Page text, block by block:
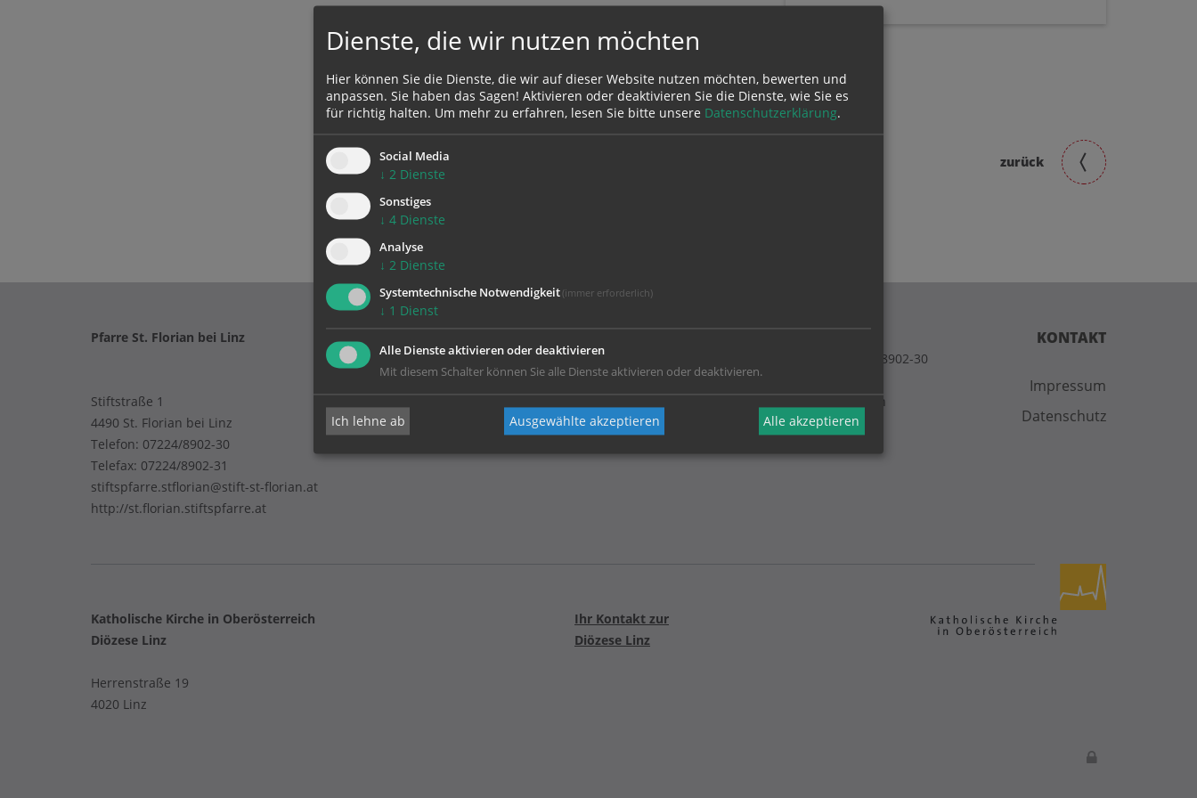
zurück
KONTAKT
Impressum
Datenschutz
Pfarre St. Florian bei Linz
Stiftstraße 1
4490 St. Florian bei Linz
Telefon: 07224/8902-30
Telefax: 07224/8902-31
stiftspfarre.stflorian@stift-st-florian.at
http://st.florian.stiftspfarre.at
Unser Anrufbeantworter steht Ihnen jederzeit unter 07224-8902-30
zur Verfügung.
Ab Montag, 30. März, wird die Kirche an liturgiefreien Tagen
abends wieder um 19 Uhr geschlossen.
Katholische Kirche in Oberösterreich
Diözese Linz
Herrenstraße 19
4020 Linz
Ihr Kontakt zur
Diözese Linz
Dienste, die wir nutzen möchten
Hier können Sie die Dienste, die wir auf dieser Website nutzen möchten, bewerten und
anpassen. Sie haben das Sagen! Aktivieren oder deaktivieren Sie die Dienste, wie Sie es
für richtig halten. Um mehr zu erfahren, lesen Sie bitte unsere Datenschutzerklärung.
Social Media
↓ 2 Dienste
Sonstiges
↓ 4 Dienste
Analyse
↓ 2 Dienste
Systemtechnische Notwendigkeit (immer erforderlich)
↓ 1 Dienst
Alle Dienste aktivieren oder deaktivieren
Mit diesem Schalter können Sie alle Dienste aktivieren oder deaktivieren.
Ich lehne ab Ausgewählte akzeptieren Alle akzeptieren